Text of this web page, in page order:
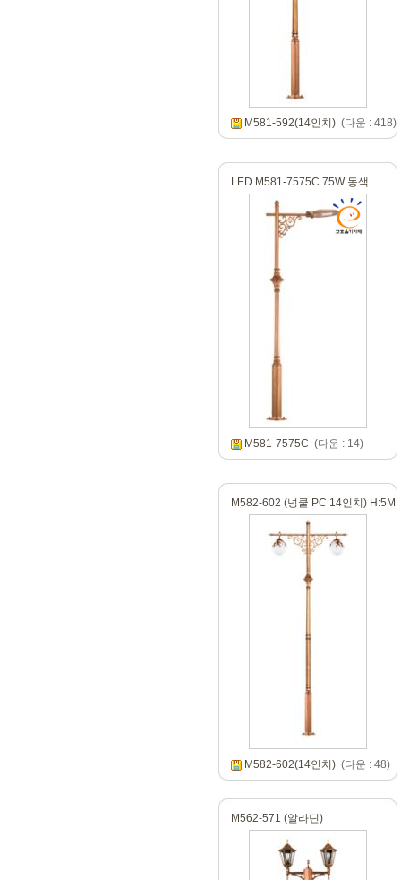
M581-592(14인치)(다운 : 418)
LED M581-7575C 75W 동색
M581-7575C (다운 : 14)
M582-602 (넝쿨 PC 14인치) H:5M
M582-602(14인치)(다운 : 48)
M562-571 (알라딘)